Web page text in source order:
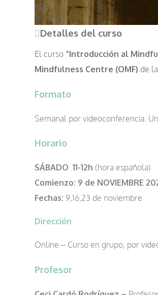
Más
Detalles del curso
El curso “Introducción al
Mindfulness Centre (OMF) de la
Formato
Semanal por videoconferencia.
Horario
SÁBADO 11-12h (hora española)
Comienzo: 9 de NOVIEMBRE
Fechas: 9,16,23 de noviembre
Dirección
Online – Curso en grupo, por
Profesor